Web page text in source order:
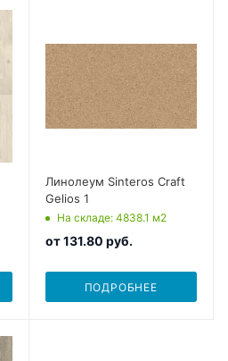
Линолеум Sinteros Craft
Gelios 1
На складе: 4838.1 м2
от131.80 руб.
ПОДРОБНЕЕ